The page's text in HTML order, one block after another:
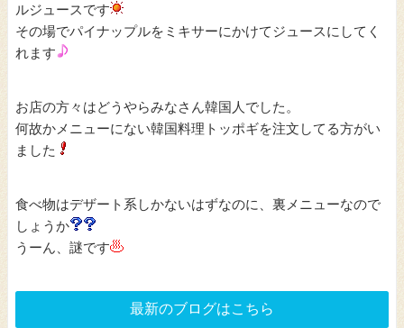
ルジュースです
その場でパイナップルをミキサーにかけてジュースにしてく
れます
お店の方々はどうやらみなさん韓国人でした。
何故かメニューにない韓国料理トッポギを注文してる方がい
ました
食べ物はデザート系しかないはずなのに、裏メニューなので
しょうか
うーん、謎です
最新のブログはこちら